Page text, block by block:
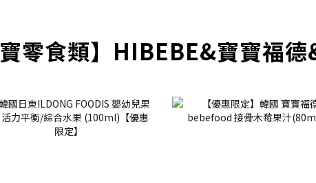
寶零食類】HIBEBE&寶寶福